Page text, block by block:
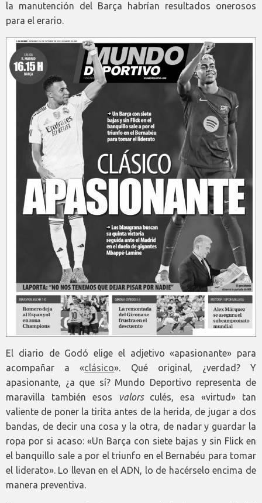
la manutención del Barça habrían resultados onerosos
para el erario.
El diario de Godó elige el adjetivo «apasionante» para
acompañar a «clásico». Qué original, ¿verdad? Y
apasionante, ¿a que sí? Mundo Deportivo representa de
maravilla también esos
valorsculés, esa «virtud» tan
valiente de poner la tirita antes de la herida, de jugar a dos
bandas, de decir una cosa y la otra, de nadar y guardar la
ropa por si acaso: «Un Barça con siete bajas y sin Flick en
el banquillo sale a por el triunfo en el Bernabéu para tomar
el liderato». Lo llevan en el ADN, lo de hacérselo encima de
manera preventiva.